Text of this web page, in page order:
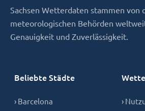
Sachsen Wetterdaten stammen von
meteorologischen Behörden
Genauigkeit und Zuverlässigkeit.
Beliebte Städte
› Barcelona ›